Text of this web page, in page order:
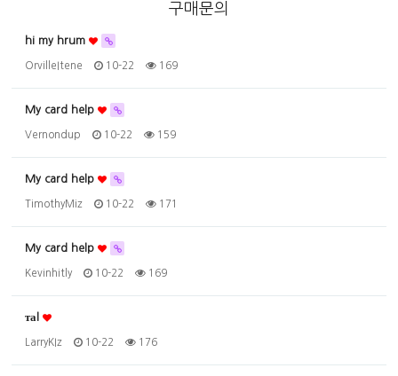
구매문의
hi my hrum
OrvilleItene 10-22 169
My card help
Vernondup 10-22 159
My card help
TimothyMiz 10-22 171
My card help
Kevinhitly 10-22 169
таl
LarryKIz 10-22 176